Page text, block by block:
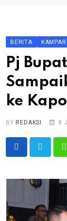
RIAU
PERISTIWA
OLAHRAGA
PENDIDIKAN
BERITA KAMPAR
Pj
ke
BY REDAKSI 8